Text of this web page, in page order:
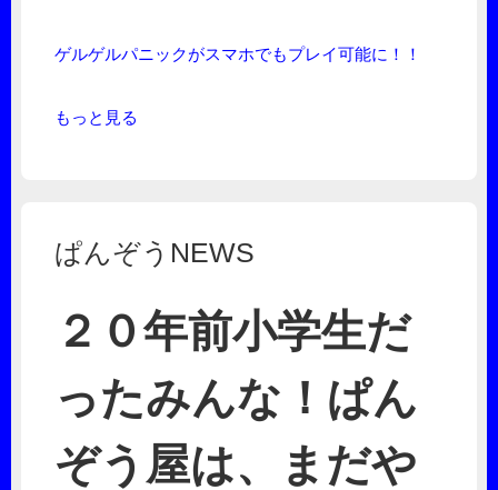
ゲルゲルパニックがスマホでもプレイ可能に！！
もっと見る
ぱんぞうNEWS
２０年前小学生だ
ったみんな！ぱん
ぞう屋は、まだや